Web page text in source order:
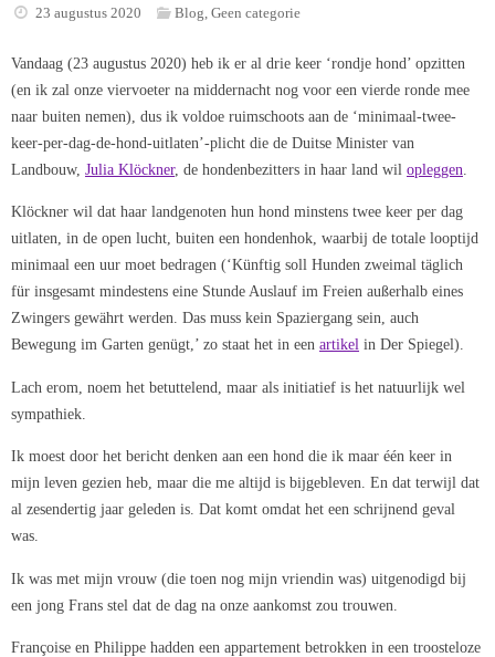
23 augustus 2020 Blog,Geen categorie
Vandaag (23 augustus 2020) heb ik er al drie keer ‘rondje hond’ opzitten
(en ik zal onze viervoeter na middernacht nog voor een vierde ronde mee
naar buiten nemen), dus ik voldoe ruimschoots aan de ‘minimaal-twee-
keer-per-dag-de-hond-uitlaten’-plicht die de Duitse Minister van
Landbouw, Julia Klöckner, de hondenbezitters in haar land wil opleggen
Klöckner wil dat haar landgenoten hun hond minstens twee keer per dag
uitlaten, in de open lucht, buiten een hondenhok, waarbij de totale looptijd
minimaal een uur moet bedragen (‘Künftig soll Hunden zweimal täglich
für insgesamt mindestens eine Stunde Auslauf im Freien außerhalb eines
Zwingers gewährt werden. Das muss kein Spaziergang sein, auch
Bewegung im Garten genügt,’ zo staat het in een artikel in Der Spiegel).
Lach erom, noem het betuttelend, maar als initiatief is het natuurlijk wel
sympathiek.
Ik moest door het bericht denken aan een hond die ik maar één keer in
mijn leven gezien heb, maar die me altijd is bijgebleven. En dat terwijl dat
al zesendertig jaar geleden is. Dat komt omdat het een schrijnend geval
was.
Ik was met mijn vrouw (die toen nog mijn vriendin was) uitgenodigd bij
een jong Frans stel dat de dag na onze aankomst zou trouwen.
Françoise en Philippe hadden een appartement betrokken in een troosteloze